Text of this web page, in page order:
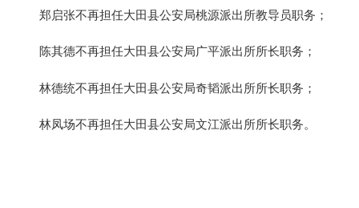
郑启张不再担任大田县公安局桃源派出所教导员职务；
陈其德不再担任大田县公安局广平派出所所长职务；
林德统不再担任大田县公安局奇韬派出所所长职务；
林凤场不再担任大田县公安局文江派出所所长职务。